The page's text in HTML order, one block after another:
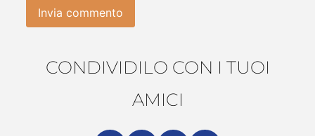
CONDIVIDILO CON I TUOI
AMICI